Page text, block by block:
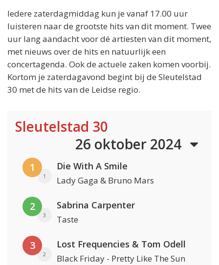
Iedere zaterdagmiddag kun je vanaf 17.00 uur
luisteren naar de grootste hits van dit moment. Twee
uur lang aandacht voor dé artiesten van dit moment,
met nieuws over de hits en natuurlijk een
concertagenda. Ook de actuele zaken komen voorbij.
Kortom je zaterdagavond begint bij de Sleutelstad
30 met de hits van de Leidse regio.
Sleutelstad 30
26 oktober 2024
1
1
Die With A Smile
Lady Gaga & Bruno Mars
2
3
Sabrina Carpenter
Taste
3
2
Lost Frequencies & Tom Odell
Black Friday - Pretty Like The Sun